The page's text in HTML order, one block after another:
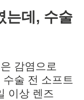
는데, 수술
감염으로
술 전 소프트
이상 렌즈